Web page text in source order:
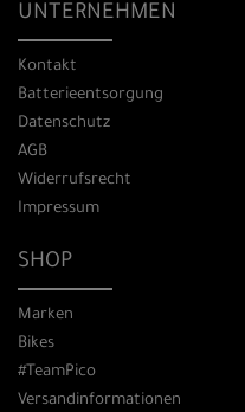
UNTERNEHMEN
Kontakt
Batterieentsorgung
Datenschutz
AGB
Widerrufsrecht
Impressum
SHOP
Marken
Bikes
#TeamPico
Versandinformationen